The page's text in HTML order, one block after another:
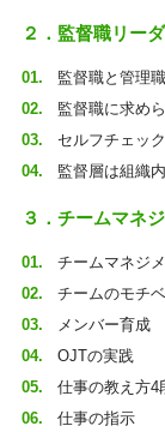
２．監督職リー
監督職と管理
監督職に求め
セルフチェッ
監督層は組織
３．チームマネ
チームマネジ
チームのモチ
メンバー育成
OJTの実践
仕事の教え方4
仕事の指示